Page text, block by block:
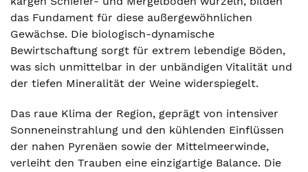
das Fundament für diese außergewöhnlichen
Gewächse. Die biologisch-dynamische
Bewirtschaftung sorgt für extrem lebendige Böden,
was sich unmittelbar in der unbändigen Vitalität und
der tiefen Mineralität der Weine widerspiegelt.
Das raue Klima der Region, geprägt von intensiver
Sonneneinstrahlung und den kühlenden Einflüssen
der nahen Pyrenäen sowie der Mittelmeerwinde,
verleiht den Trauben eine einzigartige Balance. Die